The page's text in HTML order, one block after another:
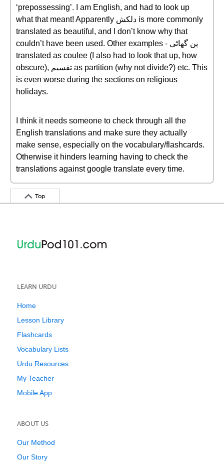
‘prepossessing’. I am English, and had to look up
what that meant! Apparently دلکش is more commonly
translated as beautiful, and I don’t know why that
couldn’t have been used. Other examples - پن گھاٹی
translated as coulee (I also had to look that up, how
obscure), تقسیم as partition (why not divide?) etc. This
is even worse during the sections on religious
holidays.
I think it needs someone to check through all the
English translations and make sure they actually
make sense, especially on the vocabulary/flashcards.
Otherwise it hinders learning having to check the
translations against google translate every time.
Top
LEARN URDU
Home
Lesson Library
Flashcards
Vocabulary Lists
Urdu Resources
My Teacher
Mobile App
ABOUT US
Our Method
Our Story